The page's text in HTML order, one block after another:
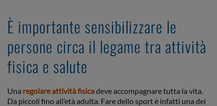
È importante sensibilizzare le
persone circa il legame tra attività
fisica e salute
Una regolare attività fisicadeve accompagnare tutta la vita.
Da piccoli fino all’età adulta. Fare dello sport è infatti una dei